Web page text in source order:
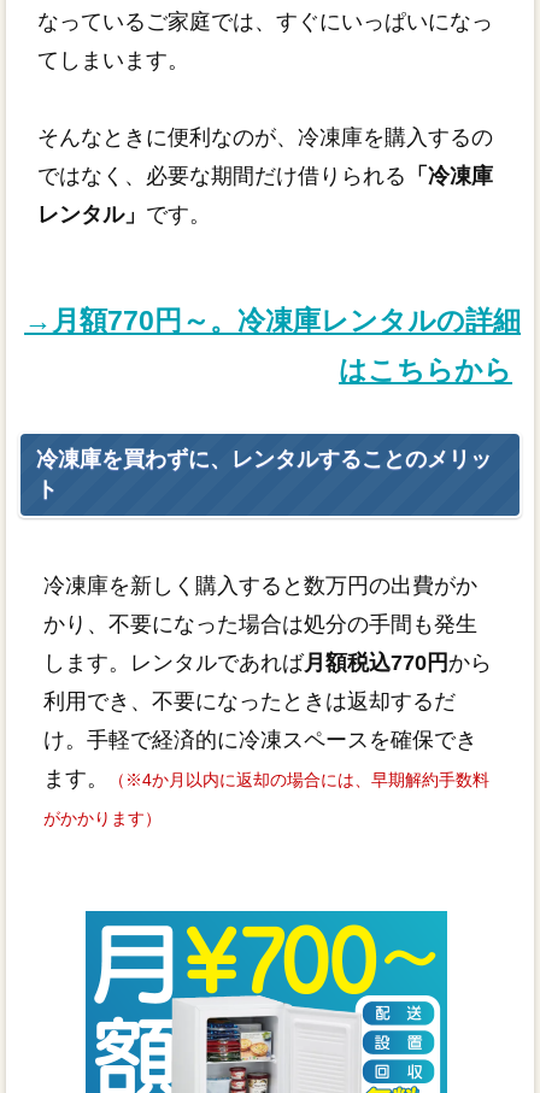
なっているご家庭では、すぐにいっぱいになっ
てしまいます。
そんなときに便利なのが、冷凍庫を購入するの
ではなく、必要な期間だけ借りられる 「冷凍庫
レンタル」 です。
→月額770円～。冷凍庫レンタルの詳細
はこちらから
冷凍庫を買わずに、レンタルすることのメリッ
ト
冷凍庫を新しく購入すると数万円の出費がか
かり、不要になった場合は処分の手間も発生
します。レンタルであれば月額税込770円から
利用でき、不要になったときは返却するだ
け。手軽で経済的に冷凍スペースを確保でき
ます。
（※4か月以内に返却の場合には、早期解約手数料
がかかります）